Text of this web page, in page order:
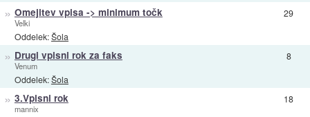
» Omejitev vpisa -> minimum točk
Velki
Oddelek:Šola
29
» Drugi vpisni rok za faks
Venum
Oddelek:Šola
8
» 3.Vpisni rok
mannix
18